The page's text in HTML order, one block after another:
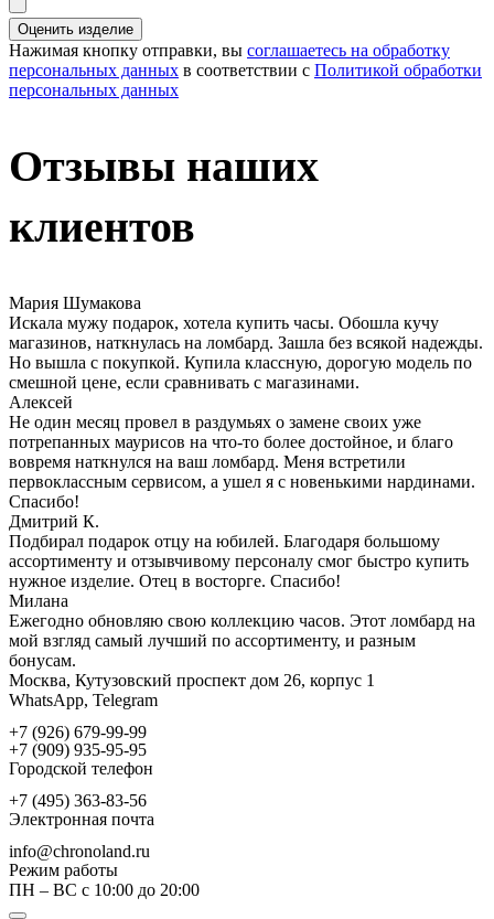
Оценить изделие
Нажимая кнопку отправки, вы соглашаетесь на обработку
персональных данных в соответствии с Политикой обработки
персональных данных
Отзывы наших
клиентов
Мария Шумакова
Искала мужу подарок, хотела купить часы. Обошла кучу
магазинов, наткнулась на ломбард. Зашла без всякой надежды.
Но вышла с покупкой. Купила классную, дорогую модель по
смешной цене, если сравнивать с магазинами.
Алексей
Не один месяц провел в раздумьях о замене своих уже
потрепанных маурисов на что-то более достойное, и благо
вовремя наткнулся на ваш ломбард. Меня встретили
первоклассным сервисом, а ушел я с новенькими нардинами.
Спасибо!
Дмитрий К.
Подбирал подарок отцу на юбилей. Благодаря большому
ассортименту и отзывчивому персоналу смог быстро купить
нужное изделие. Отец в восторге. Спасибо!
Милана
Ежегодно обновляю свою коллекцию часов. Этот ломбард на
мой взгляд самый лучший по ассортименту, и разным
бонусам.
Москва, Кутузовский проспект дом 26, корпус 1
WhatsApp, Telegram
+7 (926) 679-99-99
+7 (909) 935-95-95
Городской телефон
+7 (495) 363-83-56
Электронная почта
info@chronoland.ru
Режим работы
ПН – ВС с 10:00 до 20:00